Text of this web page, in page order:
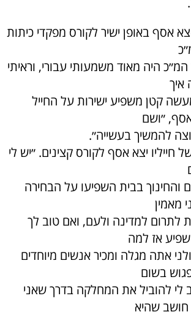
אסף באופן ישיר לקורס מפקדי כיתות
המ״כ היה מאוד משמעותי עבורי, וראיתי
קטן משפיע ישירות על החייל
״ושם
להמשיך בעשייה״.
יצא אסף לקורס קצינים. ״יש לי
והחינוך בבית השפיעו על הבחירה
מאמין
לתרום למדינה ולעם, ואם טוב לך
אז למה
אתה מגלה ומכיר אנשים מיוחדים
בשום
לי להוביל את המחלקה בדרך שאני
חושב שהיא